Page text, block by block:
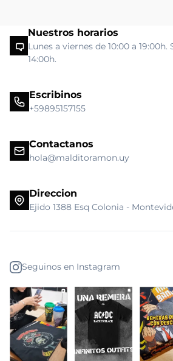
Nuestros horarios
Lunes a viernes de 10:00 a 19:00h.
14:00h.
Escribinos
+59895157155
Contactanos
hola@malditoramon.uy
Direccion
Ejido 1388 Esq Colonia -
Seguinos en Instagram